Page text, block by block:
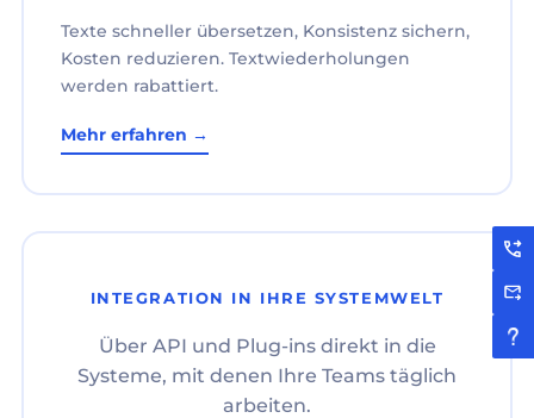
Texte schneller übersetzen, Konsistenz sichern,
Kosten reduzieren. Textwiederholungen
werden rabattiert.
Mehr erfahren →
INTEGRATION IN IHRE SYSTEMWELT
Über API und Plug-ins direkt in die
Systeme, mit denen Ihre Teams täglich
arbeiten.